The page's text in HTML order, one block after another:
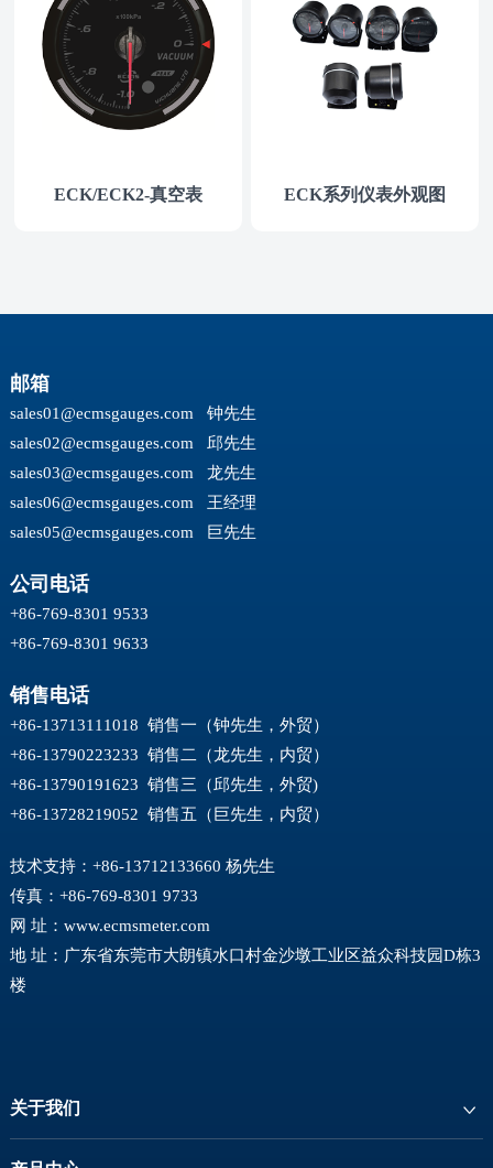
ECK/ECK2-真空表 ECK系列仪表外观图
邮箱
sales01@ecmsgauges.com钟先生
sales02@ecmsgauges.com邱先生
sales03@ecmsgauges.com龙先生
sales06@ecmsgauges.com王经理
sales05@ecmsgauges.com巨先生
公司电话
+86-769-8301 9533
+86-769-8301 9633
销售电话
+86-13713111018 销售一（钟先生，外贸）
+86-13790223233 销售二（龙先生，内贸）
+86-13790191623 销售三（邱先生，外贸)
+86-13728219052 销售五（巨先生，内贸）
技术支持：+86-13712133660 杨先生
传真：+86-769-8301 9733
网 址： www.ecmsmeter.com
地 址：广东省东莞市大朗镇水口村金沙墩工业区益众科技园D栋3
楼
关于我们